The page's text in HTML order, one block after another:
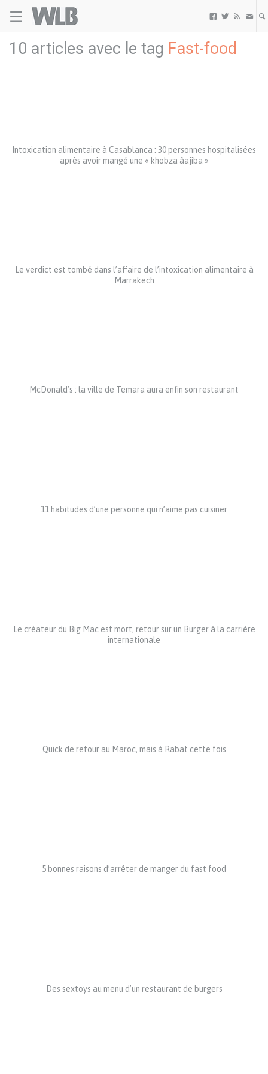
☰   
10 articles avec le tag Fast-food
Intoxication alimentaire à Casablanca : 30 personnes hospitalisées
après avoir mangé une « khobza âajiba »
Le verdict est tombé dans l’affaire de l’intoxication alimentaire à
Marrakech
McDonald’s : la ville de Temara aura enfin son restaurant
11 habitudes d’une personne qui n’aime pas cuisiner
Le créateur du Big Mac est mort, retour sur un Burger à la carrière
internationale
Quick de retour au Maroc, mais à Rabat cette fois
5 bonnes raisons d’arrêter de manger du fast food
Des sextoys au menu d’un restaurant de burgers